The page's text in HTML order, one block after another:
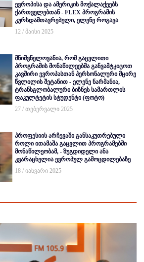
ევროპისა და ამერიკის მოქალაქეებს
ქართველებთან - FLEX პროგრამის
კურსდამთავრებული, ელენე როგავა
12 / მაისი 2025
მნიშვნელოვანია, რომ გაცვლითი
პროგრამის მონაწილეებმა განვამტკიცოთ
კავშირი ევროპასთან პერსონალური მცირე
წვლილის შეტანით - ელენე ნარმანია,
ტრანსგლობალური ბიზნეს სამართლის
ფაკულტეტის სტუდენტი (ფოტო)
27 / თებერვალი 2025
პროფესიის არჩევაში განსაკუთრებული
როლი ითამაშა გაცვლით პროგრამებში
მონაწილეობამ, - ზუგდიდელი ანა
კვარაცხელია ევროპულ გამოცდილებაზე
18 / იანვარი 2025